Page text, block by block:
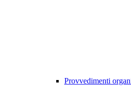
Provvedimenti